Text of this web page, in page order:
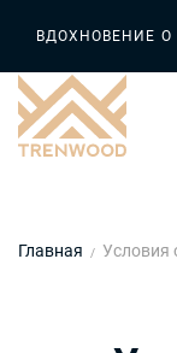
основному
содержанию
ВДОХНОВЕНИЕ О
Строка
Главная Условия